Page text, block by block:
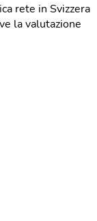
rete in Svizzera
la valutazione